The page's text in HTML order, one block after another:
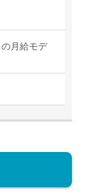
月給モデ